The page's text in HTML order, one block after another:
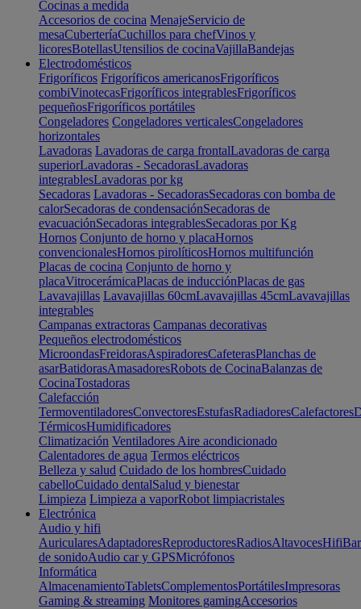
Cocinas a medida
Accesorios de cocina MenajeServicio de
mesaCuberteríaCuchillos para chefVinos y
licoresBotellasUtensilios de cocinaVajillaBandejas
Electrodomésticos
Frigoríficos Frigoríficos americanosFrigoríficos
combiVinotecasFrigoríficos integrablesFrigoríficos
pequeñosFrigoríficos portátiles
Congeladores Congeladores verticalesCongeladores
horizontales
Lavadoras Lavadoras de carga frontalLavadoras de carga
superiorLavadoras - SecadorasLavadoras
integrablesLavadoras por kg
Secadoras Lavadoras - SecadorasSecadoras con bomba de
calorSecadoras de condensaciónSecadoras de
evacuaciónSecadoras integrablesSecadoras por Kg
Hornos Conjunto de horno y placaHornos
convencionalesHornos pirolíticosHornos multifunción
Placas de cocina Conjunto de horno y
placaVitrocerámicaPlacas de inducciónPlacas de gas
Lavavajillas Lavavajillas 60cmLavavajillas 45cmLavavajillas
integrables
Campanas extractoras Campanas decorativas
Pequeños electrodomésticos
MicroondasFreidorasAspiradoresCafeterasPlanchas de
asarBatidorasAmasadoresRobots de CocinaBalanzas de
CocinaTostadoras
Calefacción
TermoventiladoresConvectoresEstufasRadiadoresCalefactores
TérmicosHumidificadores
Climatización Ventiladores Aire acondicionado
Calentadores de agua Termos eléctricos
Belleza y salud Cuidado de los hombresCuidado
cabelloCuidado dentalSalud y bienestar
Limpieza Limpieza a vaporRobot limpiacristales
Electrónica
Audio y hifi
AuricularesAdaptadoresReproductoresRadiosAltavocesHifi
de sonidoAudio car y GPSMicrófonos
Informática
AlmacenamientoTabletsComplementosPortátilesImpresoras
Gaming & streaming Monitores gamingAccesorios